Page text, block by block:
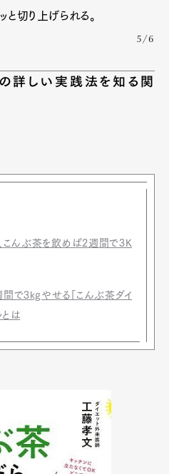
と切り上げられる。
5/6
の詳しい実践法を知る関
こんぶ茶を飲めば2週間で3K
で3kgやせる「こんぶ茶ダイ
とは